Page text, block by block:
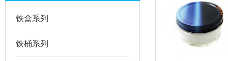
铁盒系列
铁桶系列